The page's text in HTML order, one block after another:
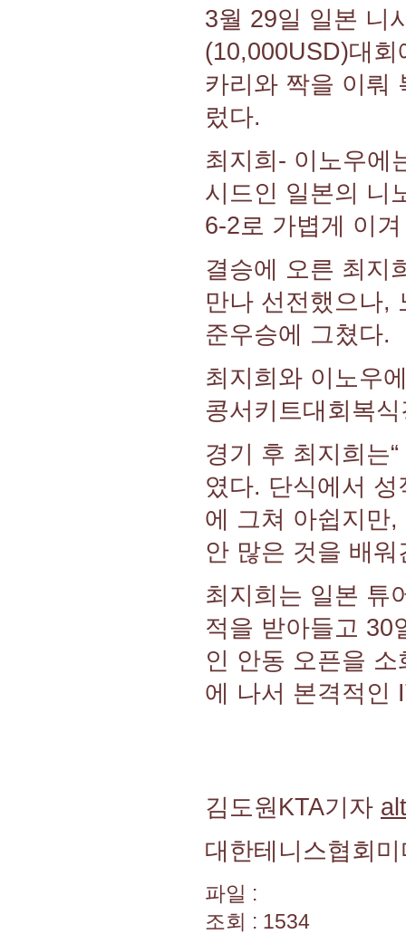
3월 29일 일본 니
(10,000USD)대
카리와 짝을 이뤄
렀다.
최지희- 이노우에
시드인 일본의 니
6-2로 가볍게 이
결승에 오른 최지
만나 선전했으나,
준우승에 그쳤다.
최지희와 이노우
콩서키트대회복
경기 후 최지희는
였다. 단식에서
에 그쳐 아쉽지만
안 많은 것을 배워
최지희는 일본 튜
적을 받아들고 30
인 안동 오픈을
에 나서 본격적인
김도원KTA기자
대한테니스협회
파일 :
조회 : 1534